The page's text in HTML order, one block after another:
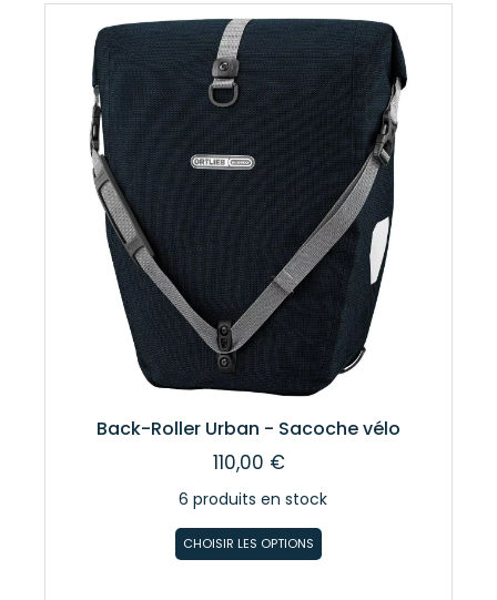
Back-Roller Urban - Sacoche vélo
110,00 €
6 produits en stock
CHOISIR LES OPTIONS